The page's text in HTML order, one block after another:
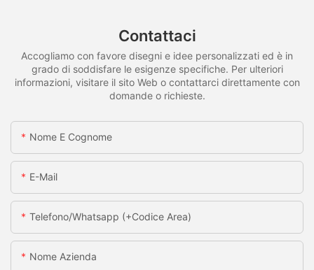
Contattaci
Accogliamo con favore disegni e idee personalizzati ed è in
grado di soddisfare le esigenze specifiche. Per ulteriori
informazioni, visitare il sito Web o contattarci direttamente con
domande o richieste.
Nome E Cognome
E-Mail
Telefono/whatsapp (+codice Area)
Nome Azienda